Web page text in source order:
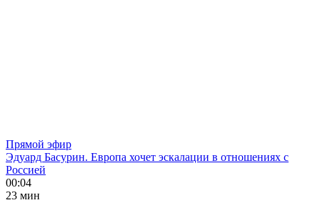
Прямой эфир
Эдуард Басурин. Европа хочет эскалации в отношениях с
Россией
00:04
23 мин